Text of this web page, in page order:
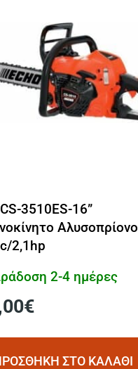
3510ES-16”
Αλυσοπρίονο
2,1hp
2-4 ημέρες
€
ΣΤΟ ΚΑΛΑΘΙ